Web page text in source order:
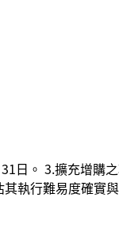
日。 3.擴充增購
執行難易度確實